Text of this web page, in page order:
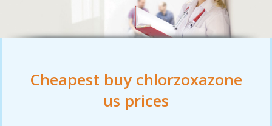
Cheapest buy chlorzoxazone
us prices